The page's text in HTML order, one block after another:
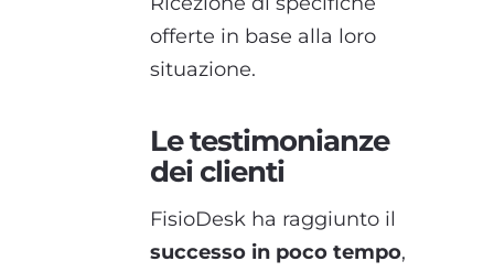
offerte in base alla loro
situazione.
Le testimonianze
dei clienti
FisioDesk ha raggiunto il
successo in poco tempo,